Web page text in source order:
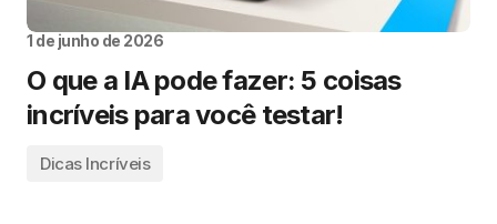
1 de junho de 2026
O que a IA pode fazer: 5 coisas
incríveis para você testar!
Dicas Incríveis